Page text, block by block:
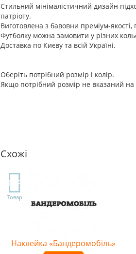
Стильний мінімалістичний дизайн
патріоту.
Виготовлена з бавовни преміум-
Футболку можна замовити у різних
Доставка по Києву та всій Україні.
Оберіть потрібний розмір і колір.
Якщо потрібний розмір не вказаний
Схожі
TOP
Товар
Наклейка «Бандеромобіль»